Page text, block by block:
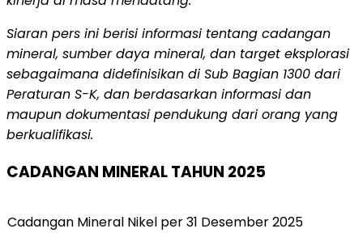
Siaran pers ini berisi informasi tentang cadangan
mineral, sumber daya mineral, dan target eksplorasi
sebagaimana didefinisikan di Sub Bagian 1300 dari
Peraturan S-K, dan berdasarkan informasi dan
maupun dokumentasi pendukung dari orang yang
berkualifikasi.
CADANGAN MINERAL TAHUN 2025
Cadangan Mineral Nikel per 31 Desember 2025